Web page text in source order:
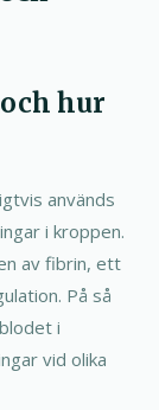
hur
används
i kroppen.
av fibrin, ett
På så
i
vid olika